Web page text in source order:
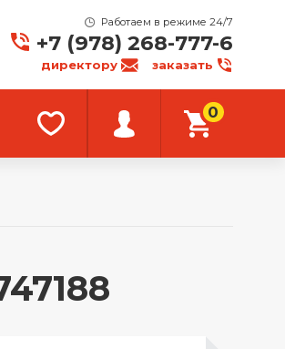
Работаем в режиме 24/7
+7 (978) 268-777-6
директору заказать
0